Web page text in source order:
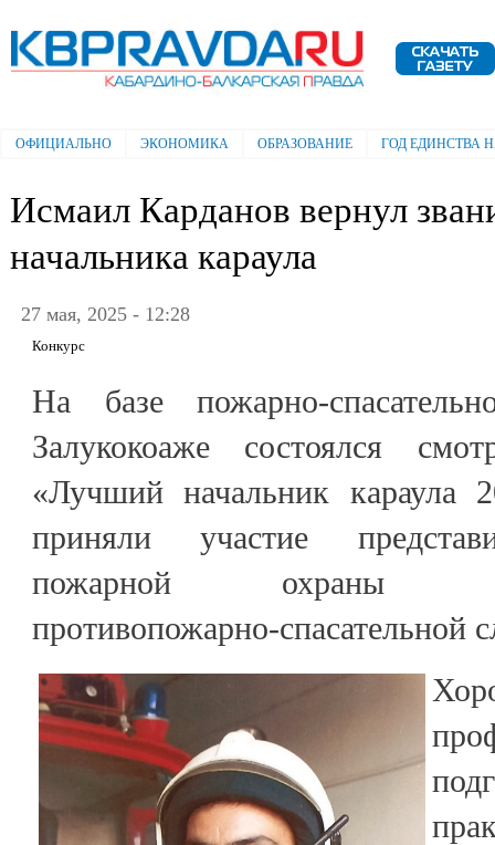
Электронная газета "Кабардино-
Балкарская правда"
Главное меню
ОФИЦИАЛЬНО ЭКОНОМИКА ОБРАЗОВАНИЕ ГОД ЕДИНСТВА
Исмаил Карданов вернул
начальника караула
27 мая, 2025 - 12:28
Конкурс
На базе пожарно-
Залукокоаже состоялся
«Лучший начальник караула
приняли участие
пожарной охраны
противопожарно-спасательной